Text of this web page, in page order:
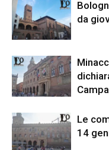
da
Le
14